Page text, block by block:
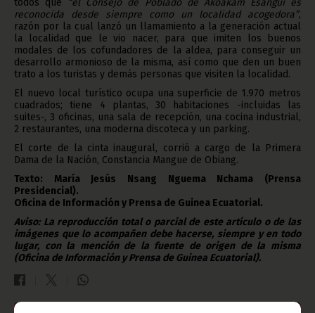
reconocida desde siempre como un localidad acogedora”,
razón por la cual lanzó un llamamiento a la generación actual
la localidad que le vio nacer, para que imiten los buenos
modales de los cofundadores de la aldea, para conseguir un
desarrollo armonioso de la misma, así como que den un buen
trato a los turistas y demás personas que visiten la localidad.
El nuevo local turístico ocupa una superficie de 1.970 metros
cuadrados; tiene 4 plantas, 30 habitaciones -incluidas las
suites-, 3 oficinas, una sala de recepción, una cocina industrial,
2 restaurantes, una moderna discoteca y un parking.
El corte de la cinta inaugural, corrió a cargo de la Primera
Dama de la Nación, Constancia Mangue de Obiang.
Texto: María Jesús Nsang Nguema Nchama (Prensa
Presidencial).
Oficina de Información y Prensa de Guinea Ecuatorial.
Aviso: La reproducción total o parcial de este artículo o de las
imágenes que lo acompañen debe hacerse, siempre y en todo
lugar, con la mención de la fuente de origen de la misma
(Oficina de Información y Prensa de Guinea Ecuatorial).